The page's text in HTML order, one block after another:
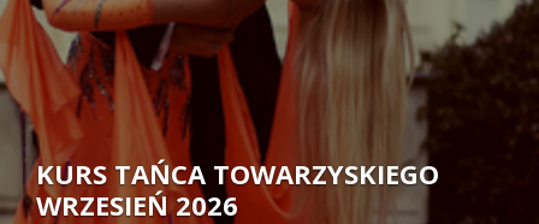
KURS TAŃCA TOWARZYSKIEGO
WRZESIEŃ 2026